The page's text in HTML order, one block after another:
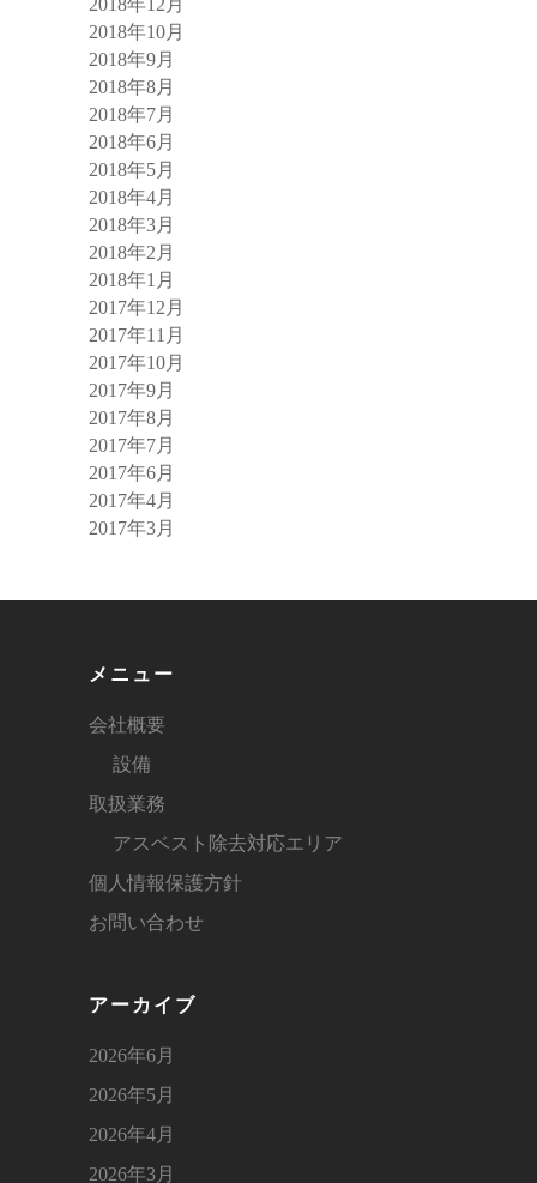
2018年10月
2018年9月
2018年8月
2018年7月
2018年6月
2018年5月
2018年4月
2018年3月
2018年2月
2018年1月
2017年12月
2017年11月
2017年10月
2017年9月
2017年8月
2017年7月
2017年6月
2017年4月
2017年3月
メニュー
会社概要
設備
取扱業務
アスベスト除去対応エリア
個人情報保護方針
お問い合わせ
アーカイブ
2026年6月
2026年5月
2026年4月
2026年3月